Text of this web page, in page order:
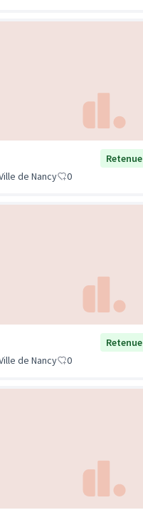
Retenue
de Nancy
0
Retenue
de Nancy
0